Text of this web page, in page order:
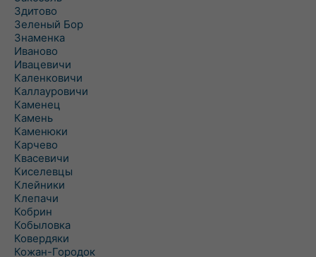
Здитово
Зеленый Бор
Знаменка
Иваново
Ивацевичи
Каленковичи
Каллауровичи
Каменец
Камень
Каменюки
Карчево
Квасевичи
Киселевцы
Клейники
Клепачи
Кобрин
Кобыловка
Ковердяки
Кожан-Городок